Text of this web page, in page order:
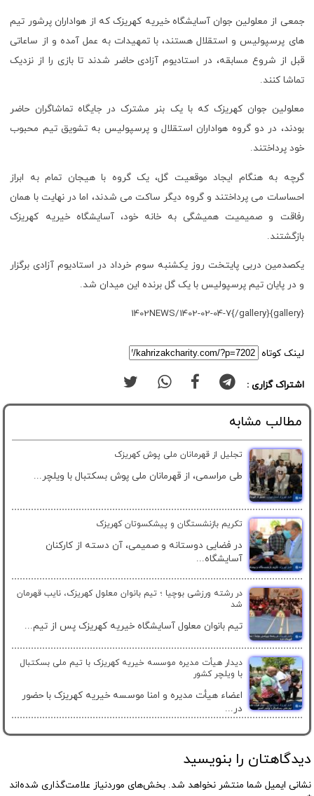
جمعی از معلولین جوان آسایشگاه خیریه کهریزک که از هواداران پرشور تیم
های پرسپولیس و استقلال هستند، با تمهیدات به عمل آمده و از ساعاتی
قبل از شروع مسابقه، در استادیوم آزادی حاضر شدند تا بازی را از نزدیک
تماشا کنند.
معلولین جوان کهریزک که با یک بنر مشترک در جایگاه تماشاگران حاضر
بودند، در دو گروه هواداران استقلال و پرسپولیس به تشویق تیم محبوب
خود پرداختند.
گرچه به هنگام ایجاد موقعیت گل، یک گروه با هیجان تمام به ابراز
احساسات می پرداختند و گروه دیگر ساکت می شدند، اما در نهایت با همان
رفاقت و صمیمیت همیشگی به خانه خود، آسایشگاه خیریه کهریزک
بازگشتند.
یکصدمین دربی پایتخت روز یکشنبه سوم خرداد در استادیوم آزادی برگزار
و در پایان تیم پرسپولیس با یک گل برنده این میدان شد.
{gallery}1402NEWS/1402-02-04-7{/gallery}
لینک کوتاه
اشتراک گزاری :
مطالب مشابه
تجلیل از قهرمانان ملی پوش کهریزک
طی مراسمی، از قهرمانان ملی پوش بسکتبال با ویلچر...
تکریم بازنشستگان و پیشکسوتان کهریزک
در فضایی دوستانه و صمیمی، آن دسته از کارکنان
آسایشگاه...
در رشته ورزشی بوچیا ؛ تیم بانوان معلول کهریزک، نایب قهرمان
شد
تیم بانوان معلول آسایشگاه خیریه کهریزک پس از تیم...
دیدار هیأت مدیره موسسه خیریه کهریزک با تیم ملی بسکتبال
با ویلچر کشور
اعضاء هیأت مدیره و امنا موسسه خیریه کهریزک با حضور
در...
دیدگاهتان را بنویسید
نشانی ایمیل شما منتشر نخواهد شد. بخش‌های موردنیاز علامت‌گذاری شده‌اند